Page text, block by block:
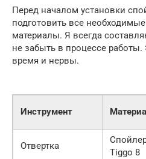
Перед началом установки
подготовить все
материалы. Я всегда
не забыть в процессе
время и нервы.
Инструмент
Отвертка
Tiggo 8